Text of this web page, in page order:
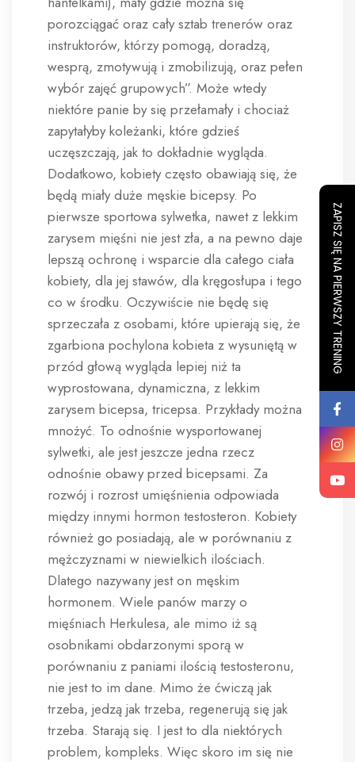
porozciągać oraz cały sztab trenerów oraz
instruktorów, którzy pomogą, doradzą,
wesprą, zmotywują i zmobilizują, oraz pełen
wybór zajęć grupowych”. Może wtedy
niektóre panie by się przełamały i chociaż
zapytałyby koleżanki, które gdzieś
uczęszczają, jak to dokładnie wygląda.
Dodatkowo, kobiety często obawiają się, że
będą miały duże męskie bicepsy. Po
pierwsze sportowa sylwetka, nawet z lekkim
zarysem mięśni nie jest zła, a na pewno daje
lepszą ochronę i wsparcie dla całego ciała
kobiety, dla jej stawów, dla kręgosłupa i tego
co w środku. Oczywiście nie będę się
sprzeczała z osobami, które upierają się, że
zgarbiona pochylona kobieta z wysuniętą w
przód głową wygląda lepiej niż ta
wyprostowana, dynamiczna, z lekkim
zarysem bicepsa, tricepsa. Przykłady można
mnożyć. To odnośnie wysportowanej
sylwetki, ale jest jeszcze jedna rzecz
odnośnie obawy przed bicepsami. Za
rozwój i rozrost umięśnienia odpowiada
między innymi hormon testosteron. Kobiety
również go posiadają, ale w porównaniu z
mężczyznami w niewielkich ilościach.
Dlatego nazywany jest on męskim
hormonem. Wiele panów marzy o
mięśniach Herkulesa, ale mimo iż są
osobnikami obdarzonymi sporą w
porównaniu z paniami ilością testosteronu,
nie jest to im dane. Mimo że ćwiczą jak
trzeba, jedzą jak trzeba, regenerują się jak
trzeba. Starają się. I jest to dla niektórych
problem, kompleks. Więc skoro im się nie
ZAPISZ SIĘ NA PIERWSZY TRENING